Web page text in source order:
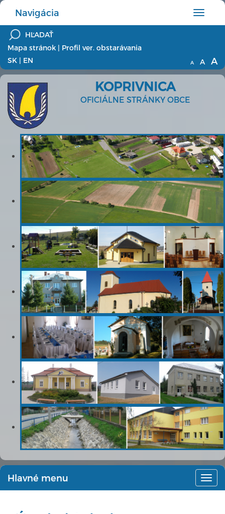
Hlavné
menu
Navigácia
Mapa stránok | Profil ver. obstarávania
SK | EN A A A
KOPRIVNICA
OFICIÁLNE STRÁNKY OBCE
Hlavné menu